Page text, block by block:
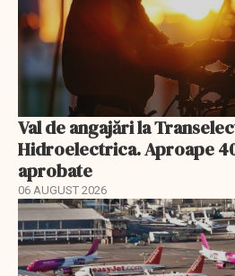
Val de angajări la
Hidroelectrica. Aproape
aprobate
06 AUGUST 2026